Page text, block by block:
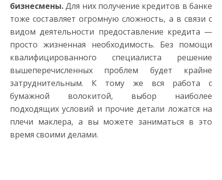
бизнесмены.Для них получение кредитов в банке
тоже составляет огромную сложность, а в связи с
видом деятельности предоставление кредита —
просто жизненная необходимость. Без помощи
квалифицированного специалиста решение
вышеперечисленных проблем будет крайне
затруднительным. К тому же вся работа с
бумажной волокитой, выбор наиболее
подходящих условий и прочие детали ложатся на
плечи маклера, а вы можете заниматься в это
время своими делами.